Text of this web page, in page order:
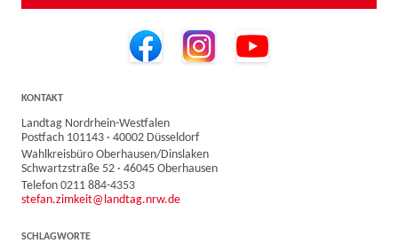
KONTAKT
Landtag Nordrhein-Westfalen
Postfach 101143 · 40002 Düsseldorf
Wahlkreisbüro Oberhausen/Dinslaken
Schwartzstraße 52 · 46045 Oberhausen
Telefon 0211 884-4353
stefan.zimkeit@landtag.nrw.de
SCHLAGWORTE